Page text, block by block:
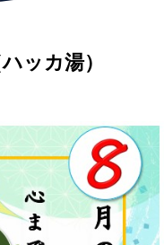
ッカ湯）